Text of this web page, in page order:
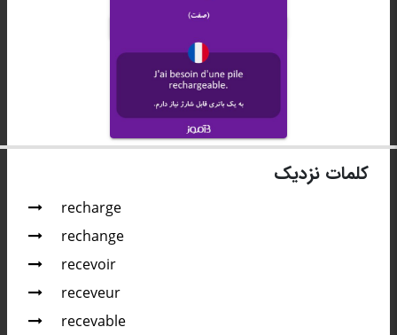
کلمات نزدیک
recharge
rechange
recevoir
receveur
recevable